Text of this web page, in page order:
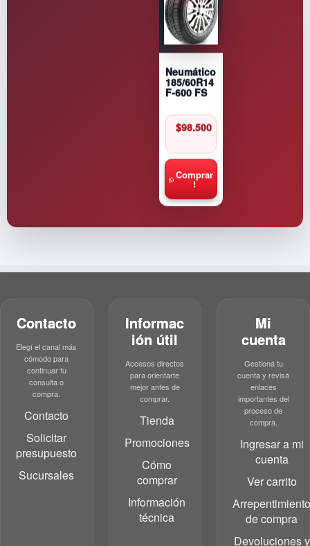
Neumático
185/60R14
F-600 FS
$98.500
Comprar
!
Contacto
Elegí el canal más
cómodo para
continuar tu
consulta o
compra.
Contacto
Solicitar
presupuesto
Sucursales
Informac
ión útil
Accesos directos
para orientarte
mejor antes de
comprar.
Tienda
Promociones
Cómo
comprar
Información
técnica
Mi
cuenta
Gestioná tu
cuenta y revisá
enlaces
importantes del
proceso de
compra.
Ingresar a mi
cuenta
Ver carrito
de compra
Devoluciones y